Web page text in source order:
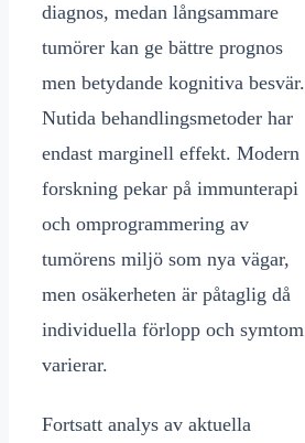
diagnos, medan långsammare
tumörer kan ge bättre prognos
men betydande kognitiva besvär.
Nutida behandlingsmetoder har
endast marginell effekt. Modern
forskning pekar på immunterapi
och omprogrammering av
tumörens miljö som nya vägar,
men osäkerheten är påtaglig då
individuella förlopp och symtom
varierar.
Fortsatt analys av aktuella